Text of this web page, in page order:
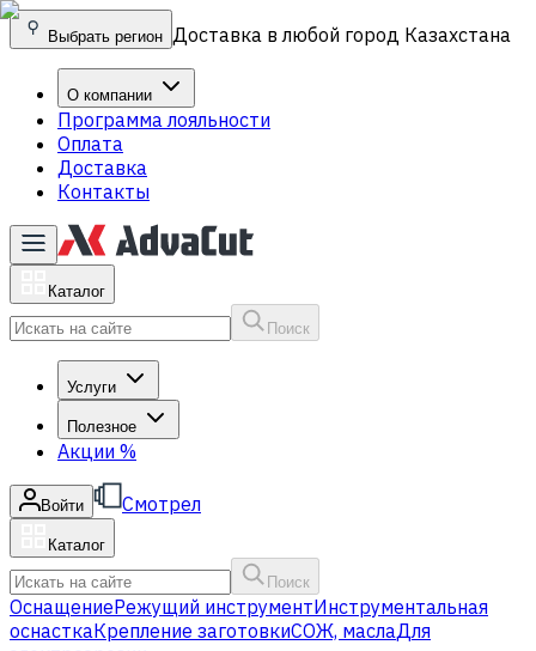
Выбрать регион Доставка в любой город Казахстана
О компании
Программа лояльности
Оплата
Доставка
Контакты
Каталог
Поиск
Услуги
Полезное
Акции %
Войти Смотрел
Каталог
Поиск
ОснащениеРежущий инструментИнструментальная
оснасткаКрепление заготовкиСОЖ, маслаДля